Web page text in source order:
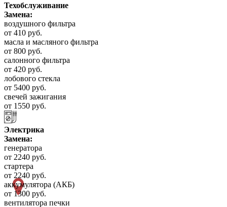
Техобслуживание
Замена:
воздушного фильтра
от 410 руб.
масла и масляного фильтра
от 800 руб.
салонного фильтра
от 420 руб.
лобового стекла
от 5400 руб.
свечей зажигания
от 1550 руб.
Электрика
Замена:
генератора
от 2240 руб.
стартера
от 2240 руб.
аккумулятора (АКБ)
от 1300 руб.
вентилятора печки